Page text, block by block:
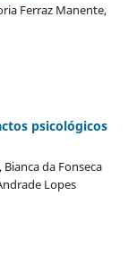
Ferraz Manente,
psicológicos
da Fonseca
Lopes